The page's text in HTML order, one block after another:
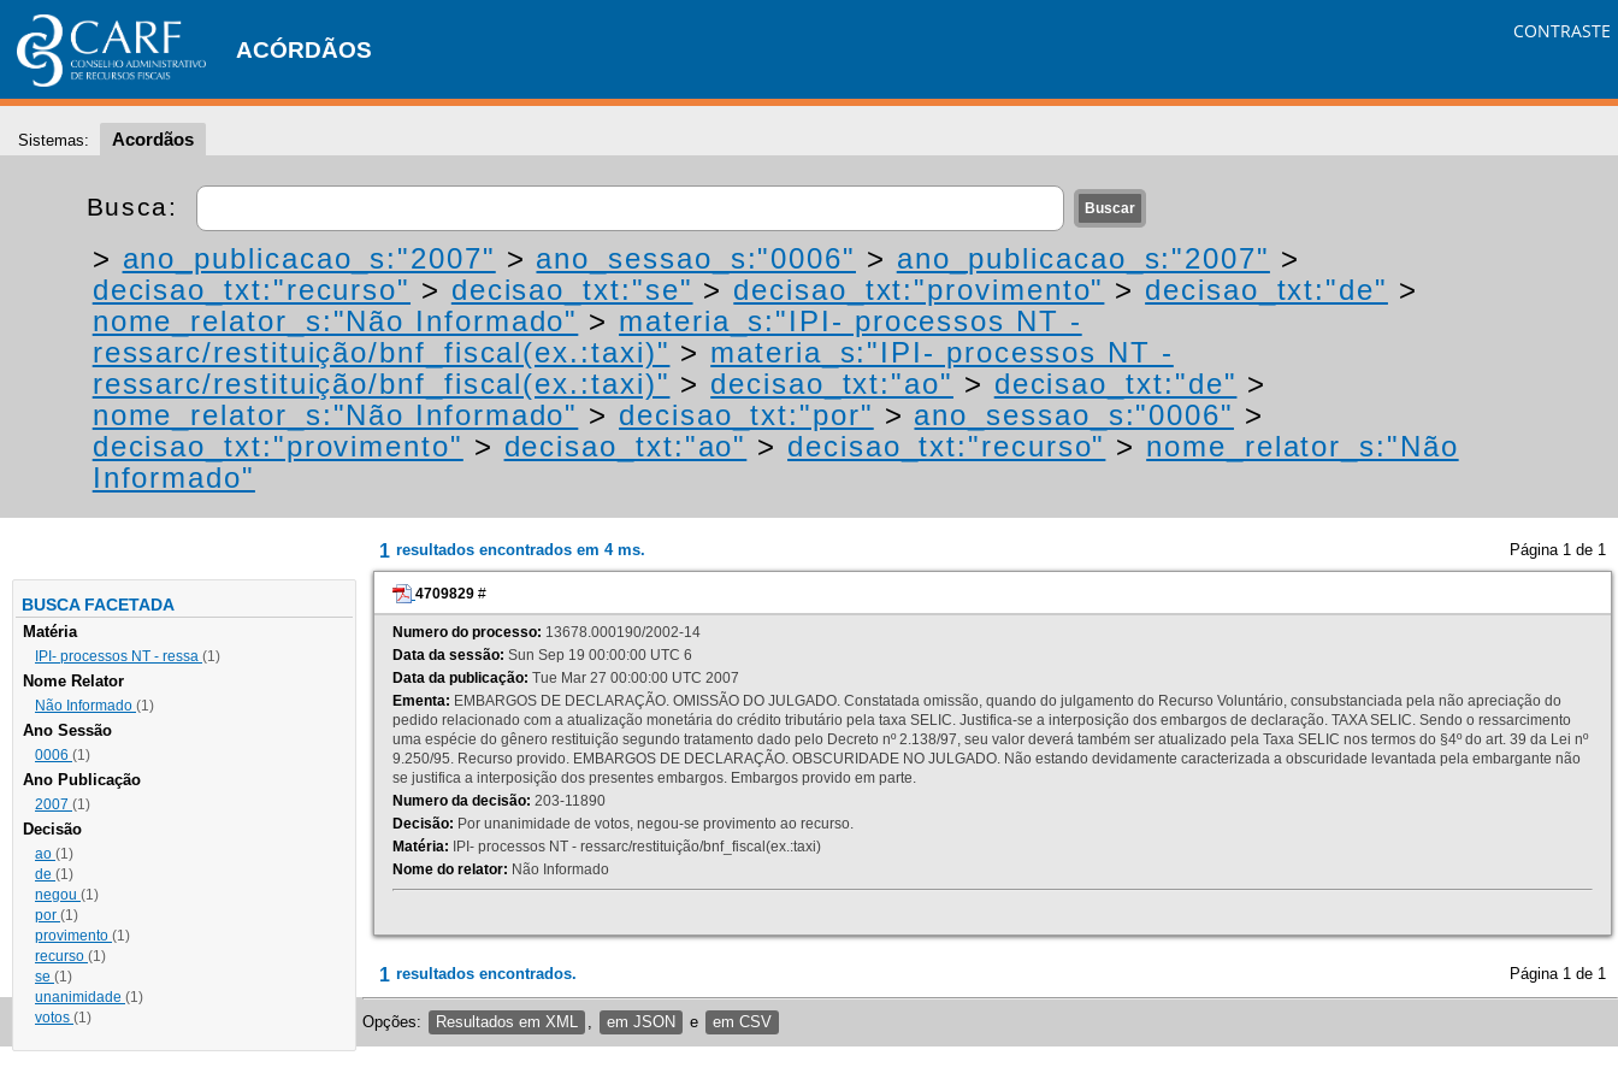
ACÓRDÃOS
CONTRASTE
Sistemas: Acordãos
Busca:
> ano_publicacao_s:"2007" > ano_sessao_s:"0006" > ano_publicacao_s:"2007" >
decisao_txt:"recurso" > decisao_txt:"se" > decisao_txt:"provimento" > decisao_txt:"de" >
nome_relator_s:"Não Informado" > materia_s:"IPI- processos NT -
ressarc/restituição/bnf_fiscal(ex.:taxi)" > materia_s:"IPI- processos NT -
ressarc/restituição/bnf_fiscal(ex.:taxi)" > decisao_txt:"ao" > decisao_txt:"de" >
nome_relator_s:"Não Informado" > decisao_txt:"por" > ano_sessao_s:"0006" >
decisao_txt:"provimento" > decisao_txt:"ao" > decisao_txt:"recurso" > nome_relator_s:"Não
Informado"
BUSCA FACETADA
Matéria
IPI- processos NT - ressa (1)
Nome Relator
Não Informado (1)
Ano Sessão
0006 (1)
Ano Publicação
2007 (1)
Decisão
ao (1)
de (1)
negou (1)
por (1)
provimento (1)
recurso (1)
se (1)
unanimidade (1)
votos (1)
1 resultados encontrados em 4 ms. Página 1 de 1
4709829 #
Numero do processo: 13678.000190/2002-14
Data da sessão: Sun Sep 19 00:00:00 UTC 6
Data da publicação: Tue Mar 27 00:00:00 UTC 2007
Ementa: EMBARGOS DE DECLARAÇÃO. OMISSÃO DO JULGADO. Constatada omissão, quando do julgamento do Recurso Voluntário, consubstanciada pela não apreciação do
pedido relacionado com a atualização monetária do crédito tributário pela taxa SELIC. Justifica-se a interposição dos embargos de declaração. TAXA SELIC. Sendo o ressarcimento
uma espécie do gênero restituição segundo tratamento dado pelo Decreto nº 2.138/97, seu valor deverá também ser atualizado pela Taxa SELIC nos termos do §4º do art. 39 da Lei nº
9.250/95. Recurso provido. EMBARGOS DE DECLARAÇÃO. OBSCURIDADE NO JULGADO. Não estando devidamente caracterizada a obscuridade levantada pela embargante não
se justifica a interposição dos presentes embargos. Embargos provido em parte.
Numero da decisão: 203-11890
Decisão: Por unanimidade de votos, negou-se provimento ao recurso.
Matéria: IPI- processos NT - ressarc/restituição/bnf_fiscal(ex.:taxi)
Nome do relator: Não Informado
1 resultados encontrados. Página 1 de 1
Opções: Resultados em XML em JSON e em CSV